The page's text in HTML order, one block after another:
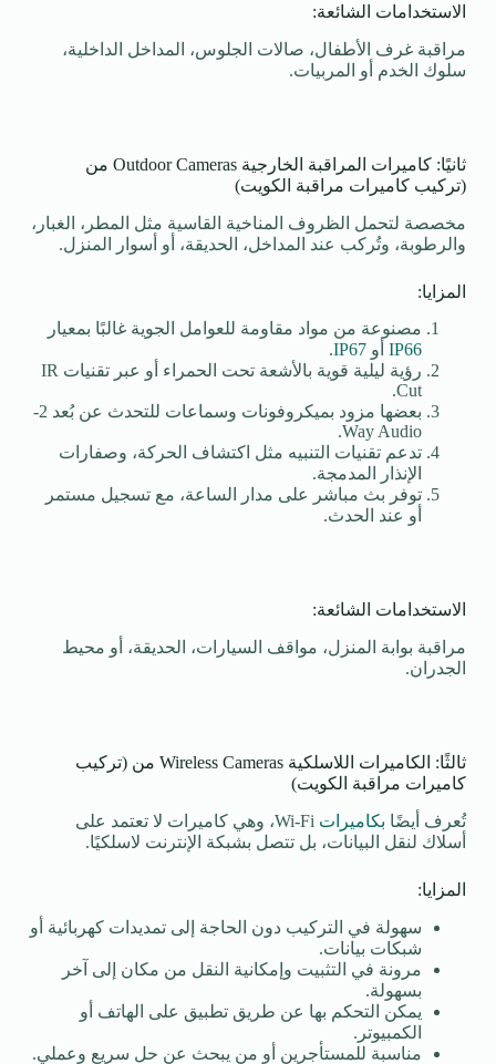
الاستخدامات الشائعة:
مراقبة غرف الأطفال، صالات الجلوس، المداخل الداخلية،
سلوك الخدم أو المربيات.
ثانيًا: كاميرات المراقبة الخارجية Outdoor Cameras من
(تركيب كاميرات مراقبة الكويت)
مخصصة لتحمل الظروف المناخية القاسية مثل المطر، الغبار،
والرطوبة، وتُركب عند المداخل، الحديقة، أو أسوار المنزل.
المزايا:
مصنوعة من مواد مقاومة للعوامل الجوية غالبًا بمعيار
IP66أو IP67
.
رؤية ليلية قوية بالأشعة تحت الحمراء أو عبر تقنيات IR
Cut.
بعضها مزود بميكروفونات وسماعات للتحدث عن بُعد 2-
Way Audio.
تدعم تقنيات التنبيه مثل اكتشاف الحركة، وصفارات
الإنذار المدمجة.
توفر بث مباشر على مدار الساعة، مع تسجيل مستمر
أو عند الحدث.
الاستخدامات الشائعة:
مراقبة بوابة المنزل، مواقف السيارات، الحديقة، أو محيط
الجدران.
ثالثًا: الكاميرات اللاسلكية Wireless Cameras من (تركيب
كاميرات مراقبة الكويت)
تُعرف أيضًا بكاميرات
Wi-Fi، وهي كاميرات لا تعتمد على
أسلاك لنقل البيانات، بل تتصل بشبكة الإنترنت لاسلكيًا.
المزايا:
سهولة في التركيب دون الحاجة إلى تمديدات كهربائية أو
شبكات بيانات.
مرونة في التثبيت وإمكانية النقل من مكان إلى آخر
بسهولة.
يمكن التحكم بها عن طريق تطبيق على الهاتف أو
الكمبيوتر.
مناسبة للمستأجرين أو من يبحث عن حل سريع وعملي.